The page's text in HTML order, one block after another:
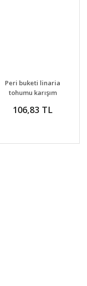
SEPETE EKLE
Peri buketi linaria
tohumu karışım
106,83 TL